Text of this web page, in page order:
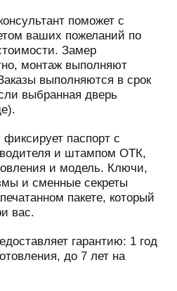
поможет с
ваших пожеланий по
Замер
монтаж выполняют
выполняются в срок
выбранная дверь
паспорт с
и штампом ОТК,
и модель. Ключи,
и сменные секреты
пакете, который
вас.
гарантию: 1 год
до 7 лет на